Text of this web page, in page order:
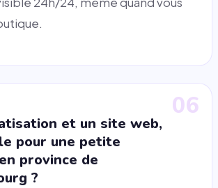
06
et un site web,
pour une petite
province de
?